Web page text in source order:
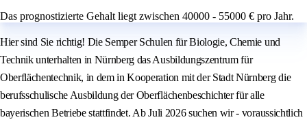
Das prognostizierte Gehalt liegt zwischen 40000 - 55000 € pro Jahr.
Hier sind Sie richtig! Die Semper Schulen für Biologie, Chemie und
Technik unterhalten in Nürnberg das Ausbildungszentrum für
Oberflächentechnik, in dem in Kooperation mit der Stadt Nürnberg die
berufsschulische Ausbildung der Oberflächenbeschichter für alle
bayerischen Betriebe stattfindet. Ab Juli 2026 suchen wir - voraussichtlich